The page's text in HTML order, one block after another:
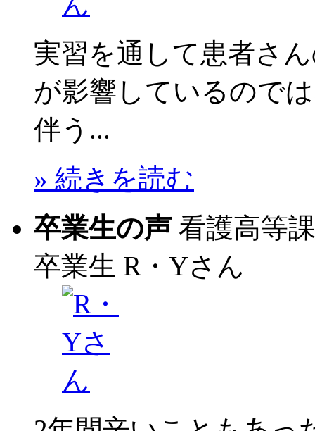
実習を通して患者さ
が影響しているので
伴う...
» 続きを読む
卒業生の声 看護高等
卒業生 R・Yさん